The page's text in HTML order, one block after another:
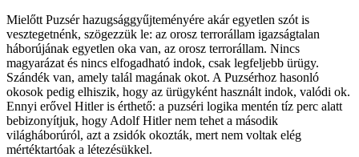
Mielőtt Puzsér hazugsággyűjteményére akár egyetlen szót is
vesztegetnénk, szögezzük le: az orosz terrorállam igazságtalan
háborújának egyetlen oka van, az orosz terrorállam. Nincs
magyarázat és nincs elfogadható indok, csak legfeljebb ürügy.
Szándék van, amely talál magának okot. A Puzsérhoz hasonló
okosok pedig elhiszik, hogy az ürügyként használt indok, valódi ok.
Ennyi erővel Hitler is érthető: a puzséri logika mentén tíz perc alatt
bebizonyítjuk, hogy Adolf Hitler nem tehet a második
világháborúról, azt a zsidók okozták, mert nem voltak elég
mértéktartóak a létezésükkel.